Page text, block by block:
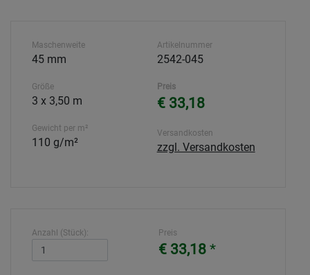
Maschenweite
45 mm
Größe
3 x 3,50 m
Gewicht per m²
110 g/m²
Artikelnummer
2542-045
Preis
€ 33,18
Versandkosten
zzgl. Versandkosten
Anzahl (Stück): Preis
€ 33,18 *